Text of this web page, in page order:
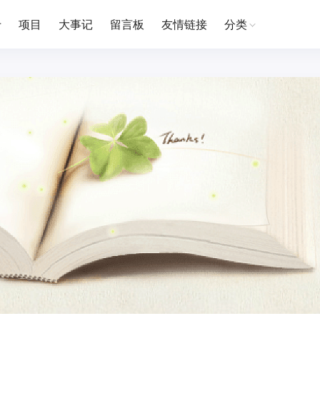
项目 大事记 留言板 友情链接 分类